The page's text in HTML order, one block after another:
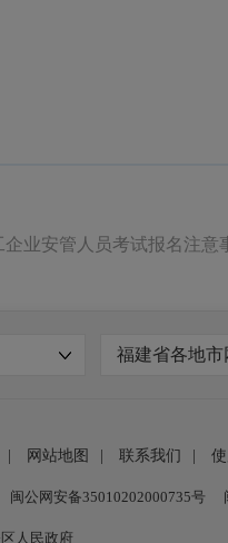
业安管人员考试报名注意
福建省各地市
网站地图 联系我们
闽公网安备35010202000735号
人民政府